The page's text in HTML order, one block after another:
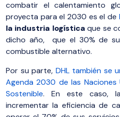
combatir el calentamiento
proyecta para el 2030 es el de
la industria logística que se
dicho año, que el 30% de
combustible alternativo.
Por su parte, DHL también se
Agenda 2030 de las Naciones
Sostenible. En este caso,
incrementar la eficiencia de